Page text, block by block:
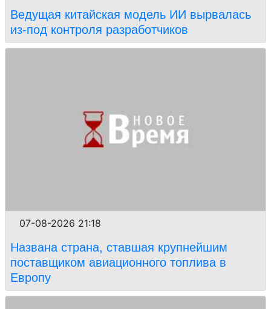
Ведущая китайская модель ИИ вырвалась
из-под контроля разработчиков
07-08-2026 21:18
Названа страна, ставшая крупнейшим
поставщиком авиационного топлива в
Европу